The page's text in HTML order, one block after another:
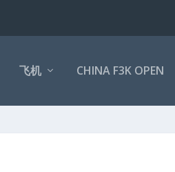
飞机 CHINA F3K OPEN